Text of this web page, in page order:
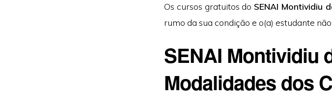
Os cursos gratuitos do SENAI Montividiu
rumo da sua condição e o(a) estudante
SENAI Montividiu
Modalidades dos